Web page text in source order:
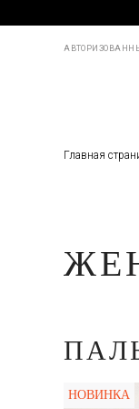
Пальто и
Главная
НОВИНКА